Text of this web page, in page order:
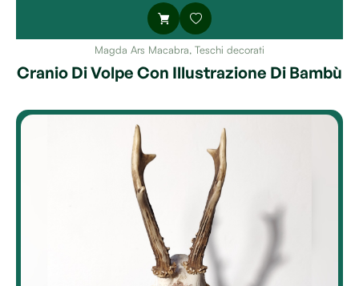
Magda Ars Macabra, Teschi decorati
Cranio Di Volpe Con Illustrazione Di Bambù